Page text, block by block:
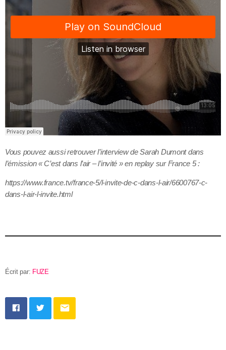
Vous pouvez aussi retrouver l’interview de Sarah Dumont dans
l’émission « C’est dans l’air – l’invité » en replay sur France 5 :
https://www.france.tv/france-5/l-invite-de-c-dans-l-air/6600767-c-
dans-l-air-l-invite.html
Écrit par: FUZE
email